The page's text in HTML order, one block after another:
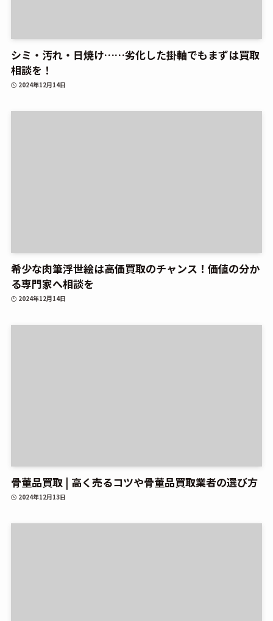
シミ・汚れ・日焼け……劣化した掛軸でもまずは買取
相談を！
2024年12月14日
希少な肉筆浮世絵は高価買取のチャンス！価値の分か
る専門家へ相談を
2024年12月14日
骨董品買取 | 高く売るコツや骨董品買取業者の選び方
2024年12月13日